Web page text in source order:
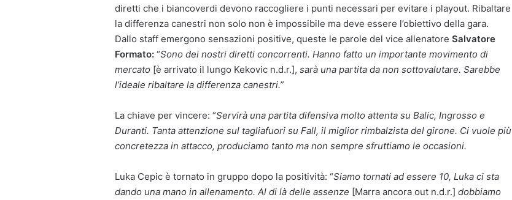
diretti che i biancoverdi devono raccogliere i punti necessari per evitare i playout. Ribaltare
la differenza canestri non solo non è impossibile ma deve essere l’obiettivo della gara.
Dallo staff emergono sensazioni positive, queste le parole del vice allenatore Salvatore
Formato: “Sono dei nostri diretti concorrenti. Hanno fatto un importante movimento di
mercato [è arrivato il lungo Kekovic n.d.r.], sarà una partita da non sottovalutare. Sarebbe
l’ideale ribaltare la differenza canestri.”
La chiave per vincere: “Servirà una partita difensiva molto attenta su Balic, Ingrosso e
Duranti. Tanta attenzione sul tagliafuori su Fall, il miglior rimbalzista del girone. Ci vuole più
concretezza in attacco, produciamo tanto ma non sempre sfruttiamo le occasioni.
Luka Cepic è tornato in gruppo dopo la positività: “Siamo tornati ad essere 10, Luka ci sta
dando una mano in allenamento. Al di là delle assenze [Marra ancora out n.d.r.] dobbiamo